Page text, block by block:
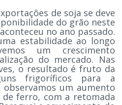
de soja se deve
do grão neste
no ano passado.
estabilidade ao longo
um crescimento
do mercado. Nas
o resultado é fruto da
frigoríficos para a
um aumento
ferro, com a retomada